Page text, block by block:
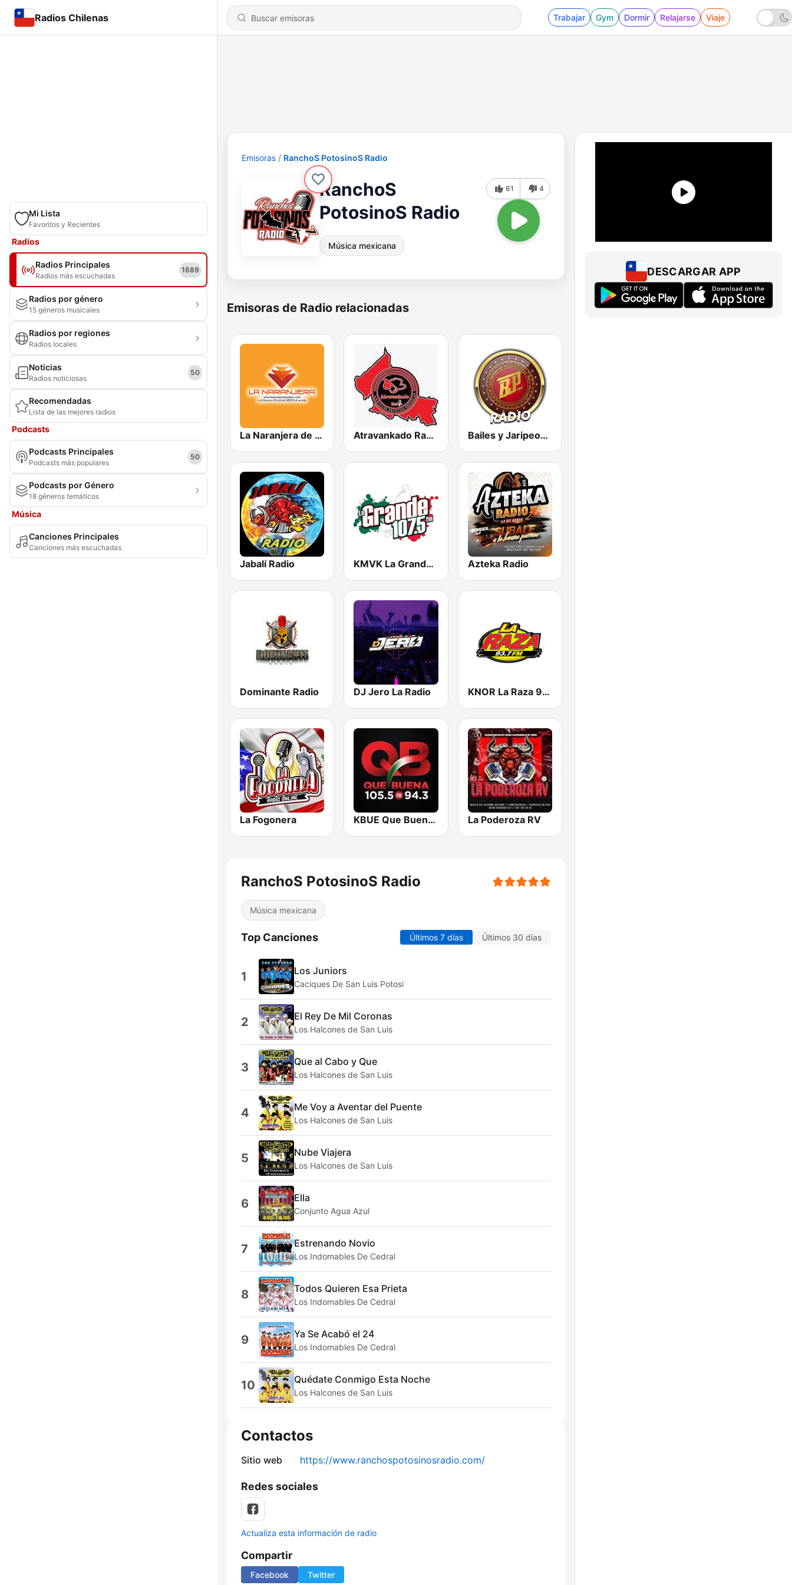
Radios Chilenas Trabajar Gym Dormir Relajarse Viaje
Mi Lista
Favoritos y Recientes
Radios
Radios Principales
Radios más escuchadas
1689
Radios por género
15 géneros musicales
Radios por regiones
Radios locales
Noticias
Radios noticiosas
50
Recomendadas
Lista de las mejores radios
Podcasts
Podcasts Principales
Podcasts más populares
50
Podcasts por Género
18 géneros temáticos
Música
Canciones Principales
Canciones más escuchadas
Emisoras RanchoS PotosinoS Radio
RanchoS
PotosinoS Radio
Música mexicana
61 4
Emisoras de Radio relacionadas
La Naranjera de Sibers Atravankado Radio Bailes y Jaripeos Potosinos
Jabalí Radio KMVK La Grande 107.5 FM Azteka Radio
Dominante Radio DJ Jero La Radio KNOR La Raza 93.7 (US Only)
La Fogonera KBUE Que Buena 105.5 / 94.3 FM (US Only) La Poderoza RV
RanchoS PotosinoS Radio
Música mexicana
Top Canciones Últimos 7 días Últimos 30 días
1 Los Juniors
Caciques De San Luis Potosi
2 El Rey De Mil Coronas
Los Halcones de San Luis
3 Que al Cabo y Que
Los Halcones de San Luis
4 Me Voy a Aventar del Puente
Los Halcones de San Luis
5 Nube Viajera
Los Halcones de San Luis
6 Ella
Conjunto Agua Azul
7 Estrenando Novio
Los Indomables De Cedral
8 Todos Quieren Esa Prieta
Los Indomables De Cedral
9 Ya Se Acabó el 24
Los Indomables De Cedral
10 Quédate Conmigo Esta Noche
Los Halcones de San Luis
Contactos
Sitio web https://www.ranchospotosinosradio.com/
Redes sociales
Actualiza esta información de radio
Compartir
Facebook Twitter
DESCARGAR APP